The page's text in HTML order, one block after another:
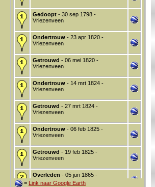
Gedoopt - 30 sep 1798 -
Vriezenveen
Ondertrouw - 23 apr 1820 -
Vriezenveen
Getrouwd - 06 mei 1820 -
Vriezenveen
Ondertrouw - 14 mrt 1824 -
Vriezenveen
Getrouwd - 27 mrt 1824 -
Vriezenveen
Ondertrouw - 06 feb 1825 -
Vriezenveen
Getrouwd - 19 feb 1825 -
Vriezenveen
Overleden - 05 jun 1865 -
Vriezenveen, Vriezenveen
= Link naar Google Earth